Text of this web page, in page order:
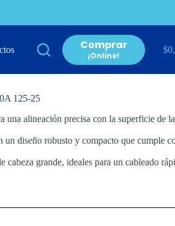
Comprar
¡Online!
$
125-25
una alineación precisa con la superficie de la
un diseño robusto y compacto que cumple
cabeza grande, ideales para un cableado